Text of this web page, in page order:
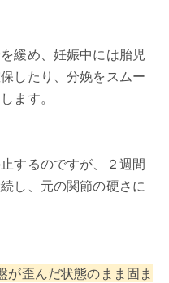
緩め、妊娠中には胎児
したり、分娩をスムー
ます。
するのですが、２週間
し、元の関節の硬さに
が歪んだ状態のまま固ま